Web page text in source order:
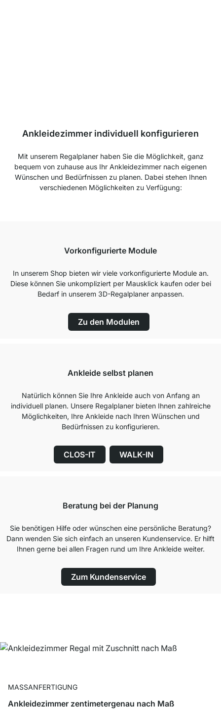
Ankleidezimmer individuell konfigurieren
Mit unserem Regalplaner haben Sie die Möglichkeit, ganz
bequem von zuhause aus Ihr Ankleidezimmer nach eigenen
Wünschen und Bedürfnissen zu planen. Dabei stehen Ihnen
verschiedenen Möglichkeiten zu Verfügung:
Vorkonfigurierte Module
In unserem Shop bieten wir viele vorkonfigurierte Module an.
Diese können Sie unkompliziert per Mausklick kaufen oder bei
Bedarf in unserem 3D-Regalplaner anpassen.
Zu den Modulen
Ankleide selbst planen
Natürlich können Sie Ihre Ankleide auch von Anfang an
individuell planen. Unsere Regalplaner bieten Ihnen zahlreiche
Möglichkeiten, Ihre Ankleide nach Ihren Wünschen und
Bedürfnissen zu konfigurieren.
CLOS-IT WALK-IN
Beratung bei der Planung
Sie benötigen Hilfe oder wünschen eine persönliche Beratung?
Dann wenden Sie sich einfach an unseren Kundenservice. Er hilft
Ihnen gerne bei allen Fragen rund um Ihre Ankleide weiter.
Zum Kundenservice
MASSANFERTIGUNG
Ankleidezimmer zentimetergenau nach Maß